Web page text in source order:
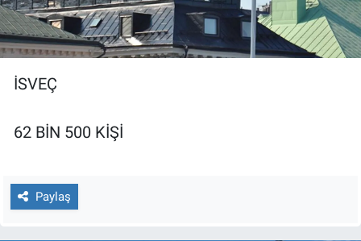
İSVEÇ
62 BİN 500 KİŞİ
Paylaş
Spor
Teknoloji
Türkiye'nin Geleceği
Türkiye'nin Gündemi